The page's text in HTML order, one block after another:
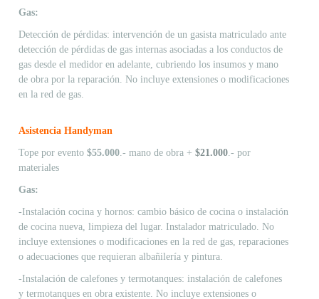
Gas:
Detección de pérdidas: intervención de un gasista matriculado ante
detección de pérdidas de gas internas asociadas a los conductos de
gas desde el medidor en adelante, cubriendo los insumos y mano
de obra por la reparación. No incluye extensiones o modificaciones
en la red de gas.
Asistencia Handyman
Tope por evento $55.000 .- mano de obra + $21.000 .- por
materiales
Gas:
-Instalación cocina y hornos: cambio básico de cocina o instalación
de cocina nueva, limpieza del lugar. Instalador matriculado. No
incluye extensiones o modificaciones en la red de gas, reparaciones
o adecuaciones que requieran albañilería y pintura.
-Instalación de calefones y termotanques: instalación de calefones
y termotanques en obra existente. No incluye extensiones o